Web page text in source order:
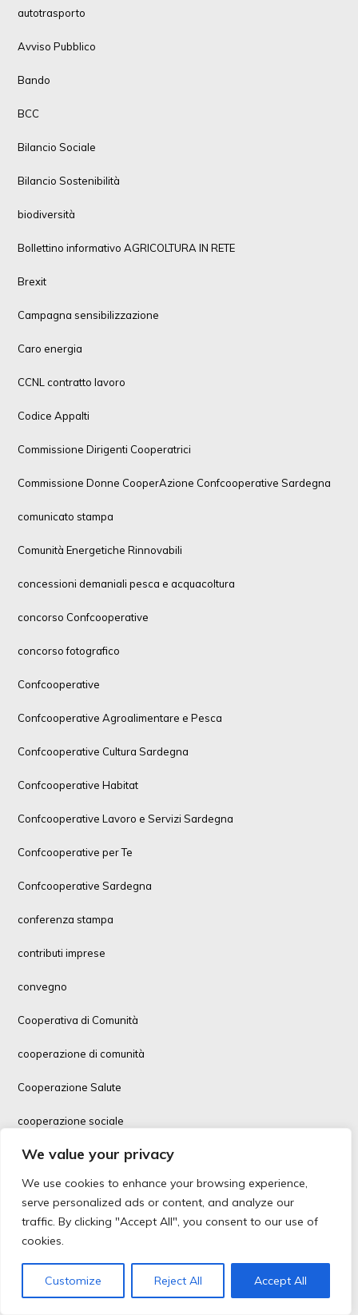
We value your privacy
We use cookies to enhance your browsing experience,
serve personalized ads or content, and analyze our
traffic. By clicking "Accept All", you consent to our use of
cookies.
Customize Reject All Accept All
autotrasporto
Avviso Pubblico
Bando
BCC
Bilancio Sociale
Bilancio Sostenibilità
biodiversità
Bollettino informativo AGRICOLTURA IN RETE
Brexit
Campagna sensibilizzazione
Caro energia
CCNL contratto lavoro
Codice Appalti
Commissione Dirigenti Cooperatrici
Commissione Donne CooperAzione Confcooperative Sardegna
comunicato stampa
Comunità Energetiche Rinnovabili
concessioni demaniali pesca e acquacoltura
concorso Confcooperative
concorso fotografico
Confcooperative
Confcooperative Agroalimentare e Pesca
Confcooperative Cultura Sardegna
Confcooperative Habitat
Confcooperative Lavoro e Servizi Sardegna
Confcooperative per Te
Confcooperative Sardegna
conferenza stampa
contributi imprese
convegno
Cooperativa di Comunità
cooperazione di comunità
Cooperazione Salute
cooperazione sociale
cooperazione sociale, immigrazione
Coopfin
corsi formazione
Covid-19 vaccino